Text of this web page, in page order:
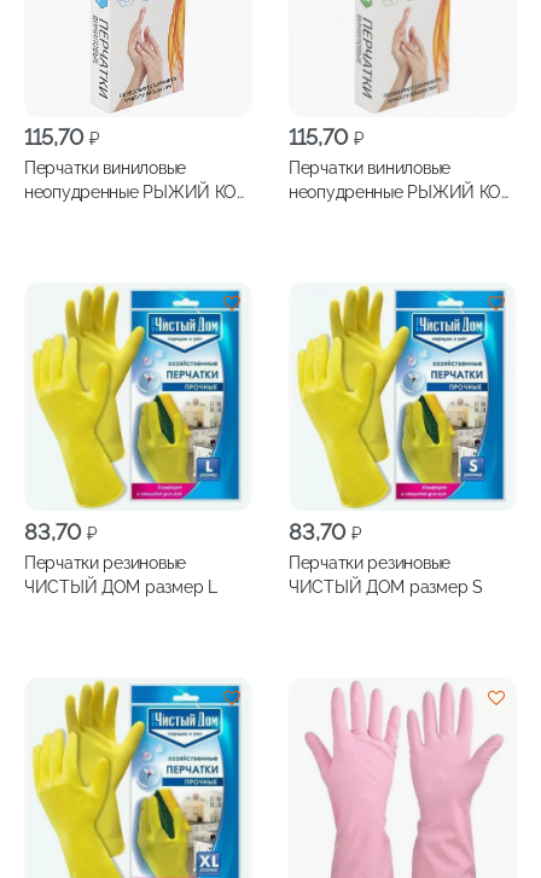
115,70 ₽
Перчатки виниловые
неопудренные РЫЖИЙ КОТ
115,70 ₽
Перчатки виниловые
неопудренные РЫЖИЙ КОТ
83,70 ₽
Перчатки резиновые
ЧИСТЫЙ ДОМ размер L
83,70 ₽
Перчатки резиновые
ЧИСТЫЙ ДОМ размер S